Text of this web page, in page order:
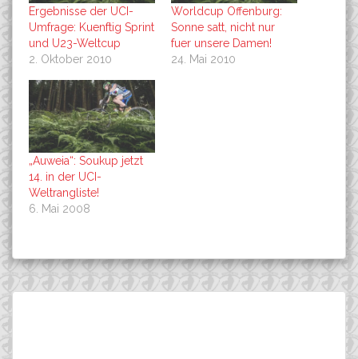
Ergebnisse der UCI-
Umfrage: Kuenftig Sprint
und U23-Weltcup
2. Oktober 2010
Worldcup Offenburg:
Sonne satt, nicht nur
fuer unsere Damen!
24. Mai 2010
„Auweia“: Soukup jetzt
14. in der UCI-
Weltrangliste!
6. Mai 2008